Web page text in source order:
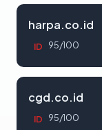
harpa.co.id
ID 95/100
cgd.co.id
ID 95/100